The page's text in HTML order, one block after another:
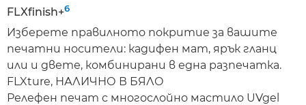
FLXfinish+6
Изберете правилното покритие за вашите
печатни носители: кадифен мат, ярък гланц
или и двете, комбинирани в една разпечатка.
FLXture, НАЛИЧНО В БЯЛО
Релефен печат с многослойно мастило UVgel